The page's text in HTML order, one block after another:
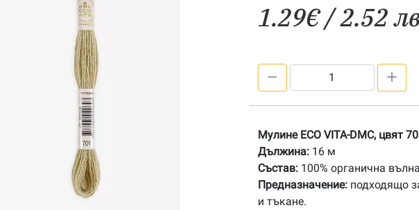
1.29€/ 2.52
Органично
мулине
ECO
VITA-
DMC
Мулине ECO VITA-DMC, цвят
Дължина: 16 м
Състав: 100% органична вълна
Предназначение: подходящо
и тъкане.